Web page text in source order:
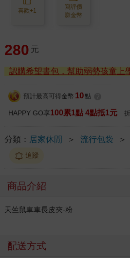
喜歡+1
寫評價
賺金幣
280 元
認購希望書包，幫助弱勢孩童上
預計最高可得金幣 10 點
HAPPY GO享100累1點 4點抵1元
分類： 居家休閒 ＞ 流行包袋 ＞
追蹤
商品介紹
天竺鼠車車長皮夾-粉
配送方式